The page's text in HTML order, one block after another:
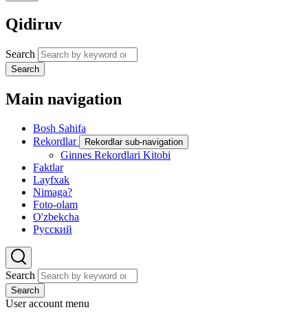
Qidiruv
Search
Search
Main navigation
Bosh Sahifa
Rekordlar
Rekordlar sub-navigation
Ginnes Rekordlari Kitobi
Faktlar
Layfxak
Nimaga?
Foto-olam
O'zbekcha
Русский
Search
Search
User account menu